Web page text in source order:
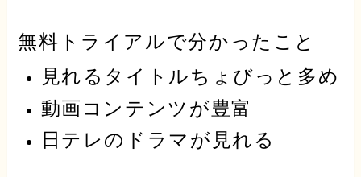
無料トライアルで分かったこと
見れるタイトルちょびっと多め
動画コンテンツが豊富
日テレのドラマが見れる